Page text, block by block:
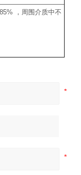
85%
，周围介质中不